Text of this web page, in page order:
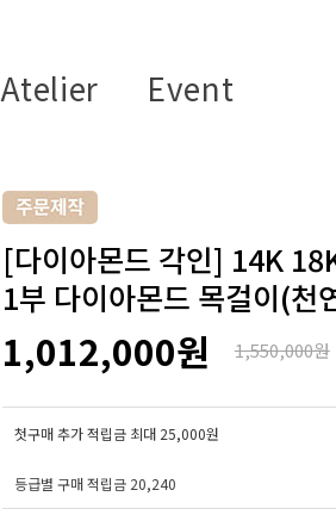
Atelier Event
[다이아몬드 각인] 14K
1부 다이아몬드 목걸이(천
1,012,000원 1,550,000원
첫구매 추가 적립금 최대 25,000원
등급별 구매 적립금 20,240